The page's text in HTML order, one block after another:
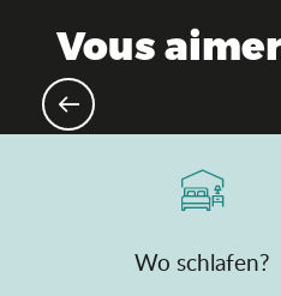
Vous
Die Top-Liste
Wo schlafen?